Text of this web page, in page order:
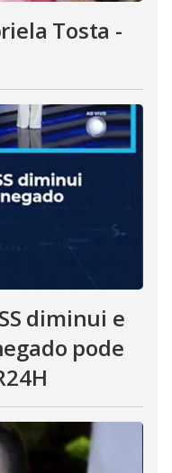
Tosta -
diminui e
pode